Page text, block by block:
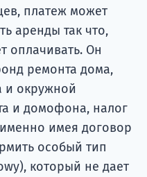
платеж может
аренды так что,
оплачивать. Он
ремонта дома,
и окружной
и домофона, налог
имея договор
особый тип
который не дает